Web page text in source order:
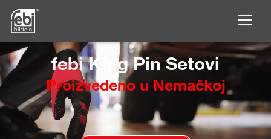
Skip to main content
febi King Pin Setovi
Proizvedeno u Nemačkoj